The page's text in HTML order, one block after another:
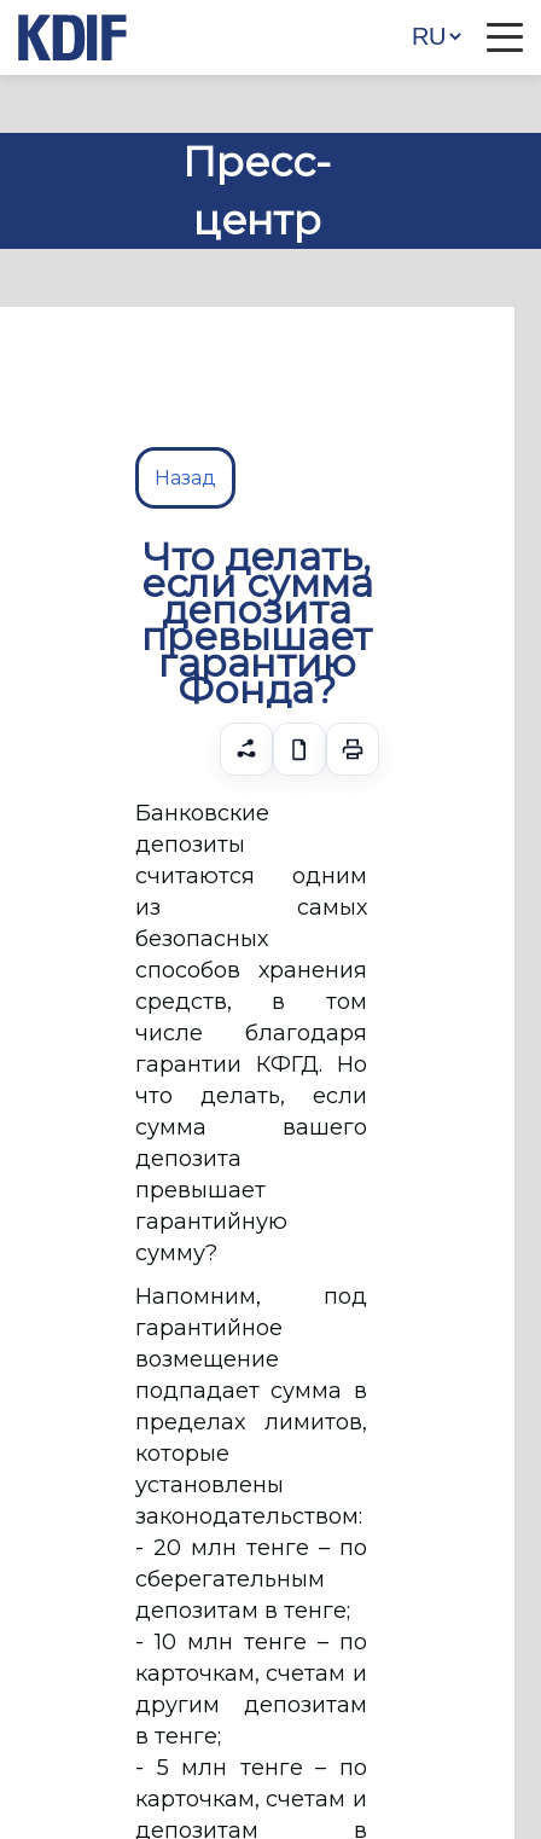
Пресс-
центр
Назад
Что делать,
если сумма
депозита
превышает
гарантию
Фонда?
Банковские
депозиты
считаются одним
из самых
безопасных
способов хранения
средств, в том
числе благодаря
гарантии КФГД. Но
что делать, если
сумма вашего
депозита
превышает
гарантийную
сумму?
Напомним, под
гарантийное
возмещение
подпадает сумма в
пределах лимитов,
которые
установлены
законодательством:
- 20 млн тенге – по
сберегательным
депозитам в тенге;
- 10 млн тенге – по
карточкам, счетам и
другим депозитам
в тенге;
- 5 млн тенге – по
карточкам, счетам и
депозитам в